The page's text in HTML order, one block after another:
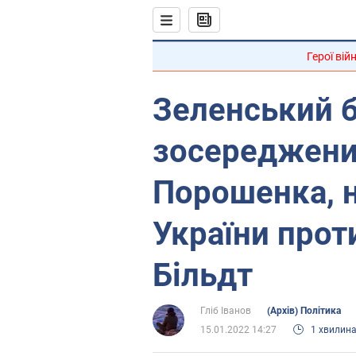
Герої
Зеленський
Порошенка,
України
Більдт
Гліб Іванов
(Архів) Політика
15.01.2022 14:27
1 хвилина